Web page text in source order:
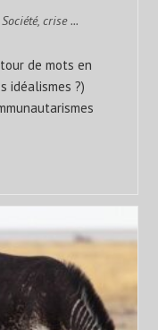
Société, crise ...
de mots en
idéalismes ?)